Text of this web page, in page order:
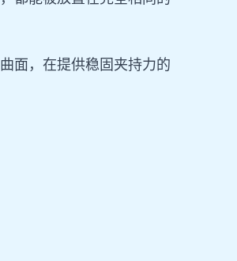
面，在提供稳固夹持力的